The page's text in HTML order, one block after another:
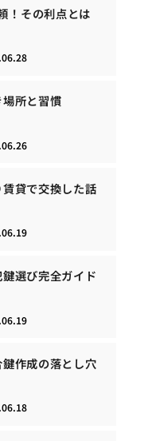
！その利点とは
所と習慣
貸で交換した話
選び完全ガイド
作成の落とし穴